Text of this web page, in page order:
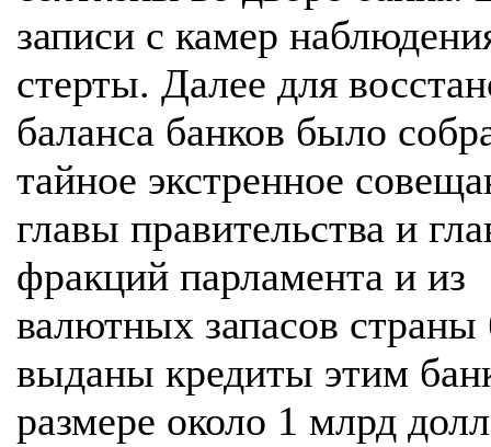
записи с камер
стерты. Далее для
баланса банков было
тайное экстренное
главы правительства и
фракций парламента и из
валютных запасов
выданы кредиты этим
размере около 1 млрд